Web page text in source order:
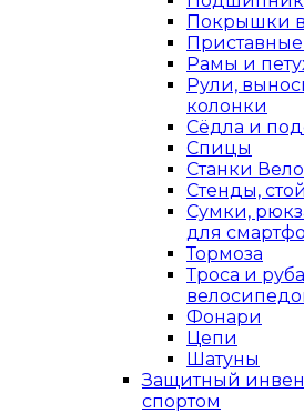
Покрышки
Приставные
Рамы и
Рули,
колонки
Сёдла и
Спицы
Станки
Стенды,
Сумки,
для
Тормоза
Троса и
Фонари
Цепи
Шатуны
Защитный
спортом